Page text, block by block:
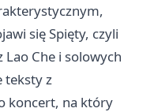
się Spięty, czyli
Che i solowych
teksty z
koncert, na który